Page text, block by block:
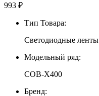
993 ₽
Тип Товара:
Светодиодные ленты
Модельный ряд:
COB-X400
Бренд: